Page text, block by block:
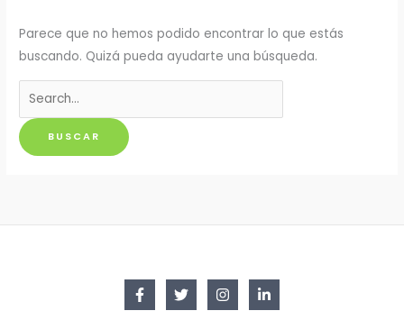
Parece que no hemos podido encontrar lo que estás
buscando. Quizá pueda ayudarte una búsqueda.
Buscar
por: